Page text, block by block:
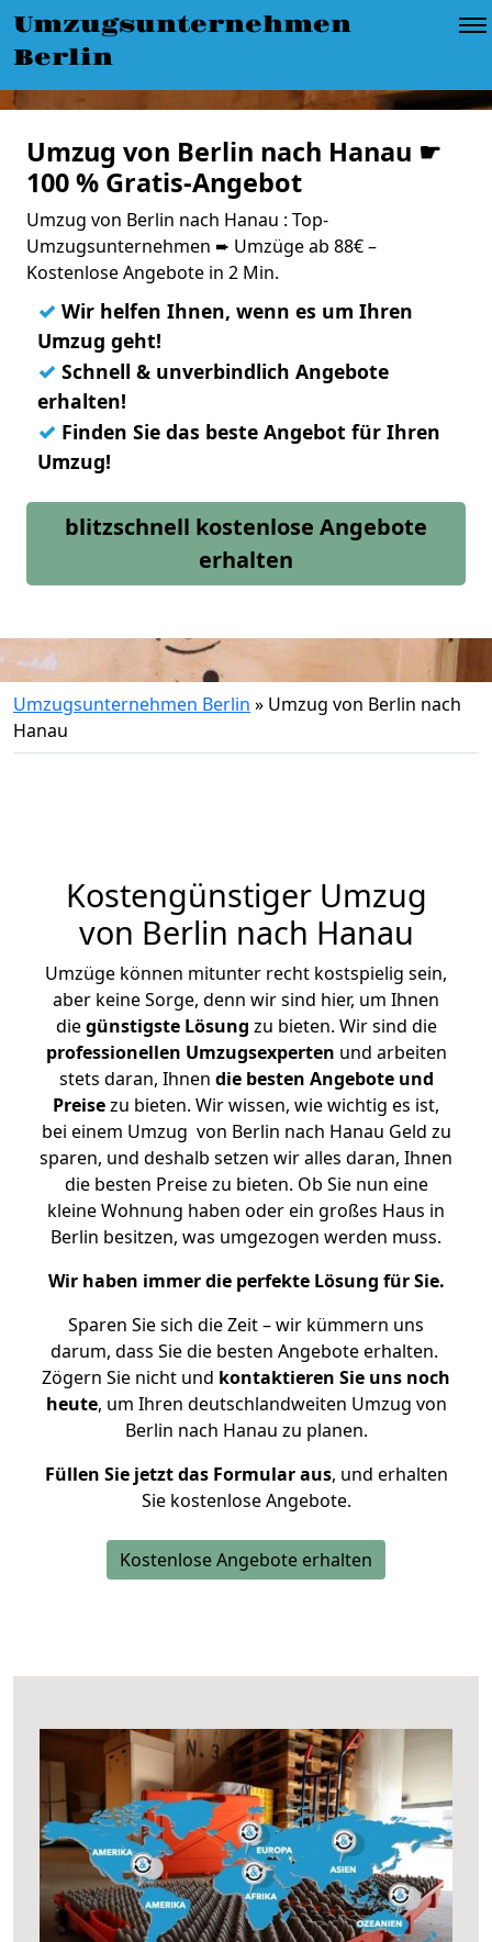
Umzugsunternehmen
Berlin
Umzug von Berlin nach Hanau ☛
100 % Gratis-Angebot
Umzug von Berlin nach Hanau : Top-
Umzugsunternehmen ➨ Umzüge ab 88€ –
Kostenlose Angebote in 2 Min.
✓ Wir helfen Ihnen, wenn es um Ihren
Umzug geht!
✓ Schnell & unverbindlich Angebote
erhalten!
✓ Finden Sie das beste Angebot für Ihren
Umzug!
blitzschnell kostenlose Angebote
erhalten
Umzugsunternehmen Berlin » Umzug von Berlin nach
Hanau
Kostengünstiger Umzug
von Berlin nach Hanau
Umzüge können mitunter recht kostspielig sein,
aber keine Sorge, denn wir sind hier, um Ihnen
diegünstigste Lösung zu bieten. Wir sind die
professionellen Umzugsexperten und arbeiten
stets daran, Ihnen die besten Angebote und
Preisezu bieten. Wir wissen, wie wichtig es ist,
bei einem Umzug von Berlin nach Hanau Geld zu
sparen, und deshalb setzen wir alles daran, Ihnen
die besten Preise zu bieten. Ob Sie nun eine
kleine Wohnung haben oder ein großes Haus in
Berlin besitzen, was umgezogen werden muss.
Wir haben immer die perfekte Lösung für Sie.
Sparen Sie sich die Zeit – wir kümmern uns
darum, dass Sie die besten Angebote erhalten.
Zögern Sie nicht und kontaktieren Sie uns noch
heute, um Ihren deutschlandweiten Umzug von
Berlin nach Hanau zu planen.
Füllen Sie jetzt das Formular aus, und erhalten
Sie kostenlose Angebote.
Kostenlose Angebote erhalten